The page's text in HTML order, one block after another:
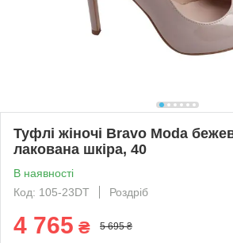
Туфлі жіночі Bravo Moda
лакована шкіра, 40
В наявності
Код: 105-23DT
Роздріб
4 765 ₴ 5 695 ₴